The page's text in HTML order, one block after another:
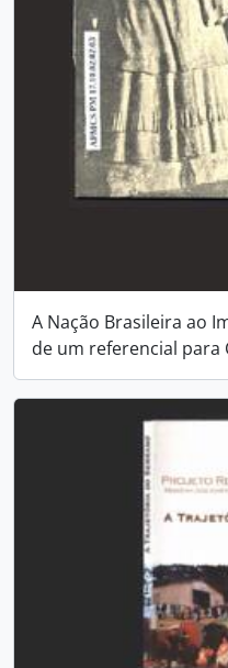
A Nação Brasileira ao
de um referencial para